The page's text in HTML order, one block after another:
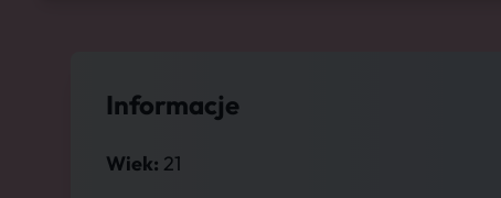
Informacje
Wiek: 21